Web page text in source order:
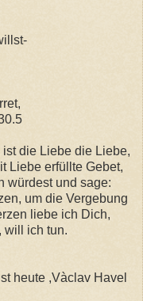
die Liebe die Liebe,
Liebe erfüllte Gebet,
würdest und sage:
um die Vergebung
liebe ich Dich,
will ich tun.
heute ,Vàclav Havel